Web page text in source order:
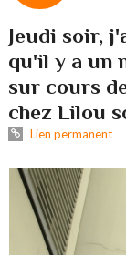
Jeudi soir,
qu'il y a un
sur cours
chez Lilou
Lien permanent